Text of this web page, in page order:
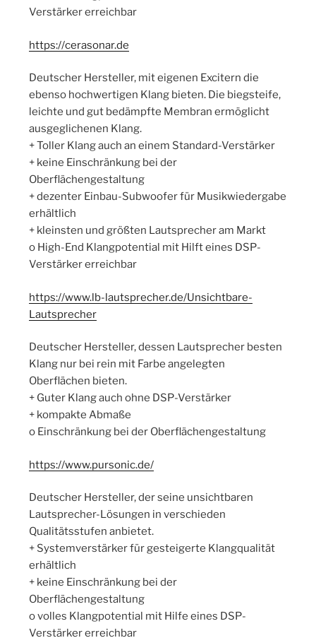
Verstärker erreichbar
https://cerasonar.de
Deutscher Hersteller, mit eigenen Excitern die
ebenso hochwertigen Klang bieten. Die biegsteife,
leichte und gut bedämpfte Membran ermöglicht
ausgeglichenen Klang.
+ Toller Klang auch an einem Standard-Verstärker
+ keine Einschränkung bei der
Oberflächengestaltung
+ dezenter Einbau-Subwoofer für Musikwiedergabe
erhältlich
+ kleinsten und größten Lautsprecher am Markt
o High-End Klangpotential mit Hilft eines DSP-
Verstärker erreichbar
https://www.lb-lautsprecher.de/Unsichtbare-
Lautsprecher
Deutscher Hersteller, dessen Lautsprecher besten
Klang nur bei rein mit Farbe angelegten
Oberflächen bieten.
+ Guter Klang auch ohne DSP-Verstärker
+ kompakte Abmaße
o Einschränkung bei der Oberflächengestaltung
https://www.pursonic.de/
Deutscher Hersteller, der seine unsichtbaren
Lautsprecher-Lösungen in verschieden
Qualitätsstufen anbietet.
+ Systemverstärker für gesteigerte Klangqualität
erhältlich
+ keine Einschränkung bei der
Oberflächengestaltung
o volles Klangpotential mit Hilfe eines DSP-
Verstärker erreichbar